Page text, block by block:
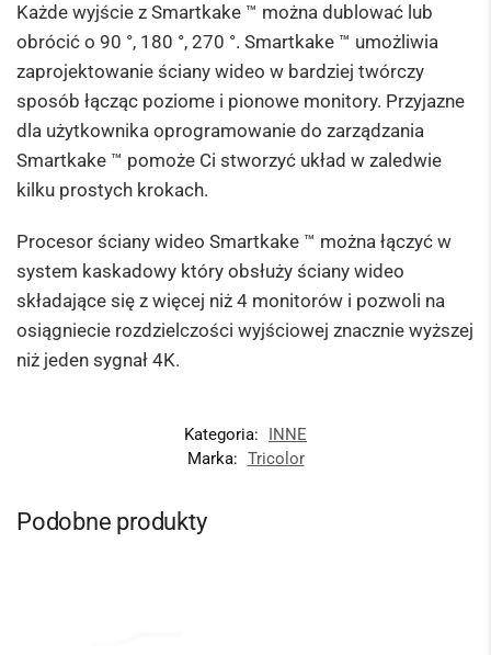
Każde wyjście z Smartkake ™ można dublować lub
obrócić o 90 °, 180 °, 270 °. Smartkake ™ umożliwia
zaprojektowanie ściany wideo w bardziej twórczy
sposób łącząc poziome i pionowe monitory. Przyjazne
dla użytkownika oprogramowanie do zarządzania
Smartkake ™ pomoże Ci stworzyć układ w zaledwie
kilku prostych krokach.
Procesor ściany wideo Smartkake ™ można łączyć w
system kaskadowy który obsłuży ściany wideo
składające się z więcej niż 4 monitorów i pozwoli na
osiągniecie rozdzielczości wyjściowej znacznie wyższej
niż jeden sygnał 4K.
Kategoria:
INNE
Marka: Tricolor
Podobne produkty